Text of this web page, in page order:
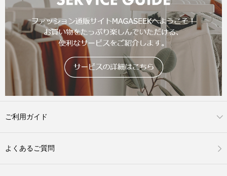
ご利用ガイド
よくあるご質問